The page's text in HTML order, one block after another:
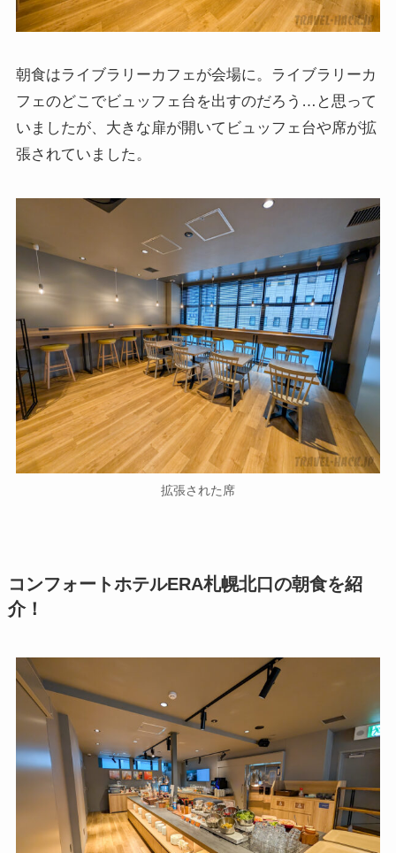
朝食はライブラリーカフェが会場に。ライブラリーカ
フェのどこでビュッフェ台を出すのだろう…と思って
いましたが、大きな扉が開いてビュッフェ台や席が拡
張されていました。
拡張された席
コンフォートホテルERA札幌北口の朝食を紹
介！